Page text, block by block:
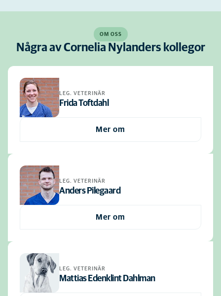
OM OSS
Några av Cornelia Nylanders kollegor
LEG. VETERINÄR
Frida Toftdahl
Mer om
LEG. VETERINÄR
Anders Pilegaard
Mer om
LEG. VETERINÄR
Mattias Edenklint Dahlman